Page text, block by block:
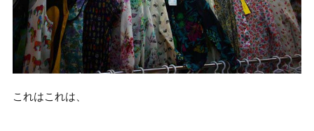
これはこれは、